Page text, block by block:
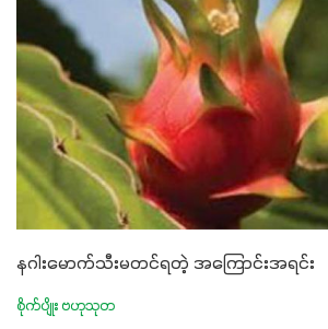
နဂါးမောက်သီးမတင်ရတဲ့ အကြောင်းအရင်း
စိုက်ပျိုး ဗဟုသုတ